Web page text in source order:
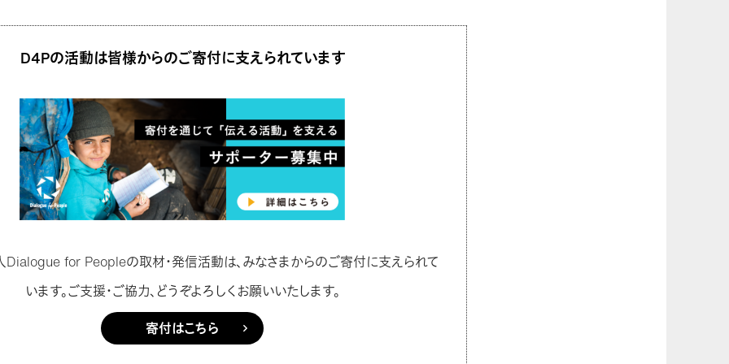
D4Pの活動は皆様からのご寄付に支えられています
for Peopleの取材・発信活動は、みなさまからのご寄付に支えられて
います。ご支援・ご協力、どうぞよろしくお願いいたします。
寄付はこちら